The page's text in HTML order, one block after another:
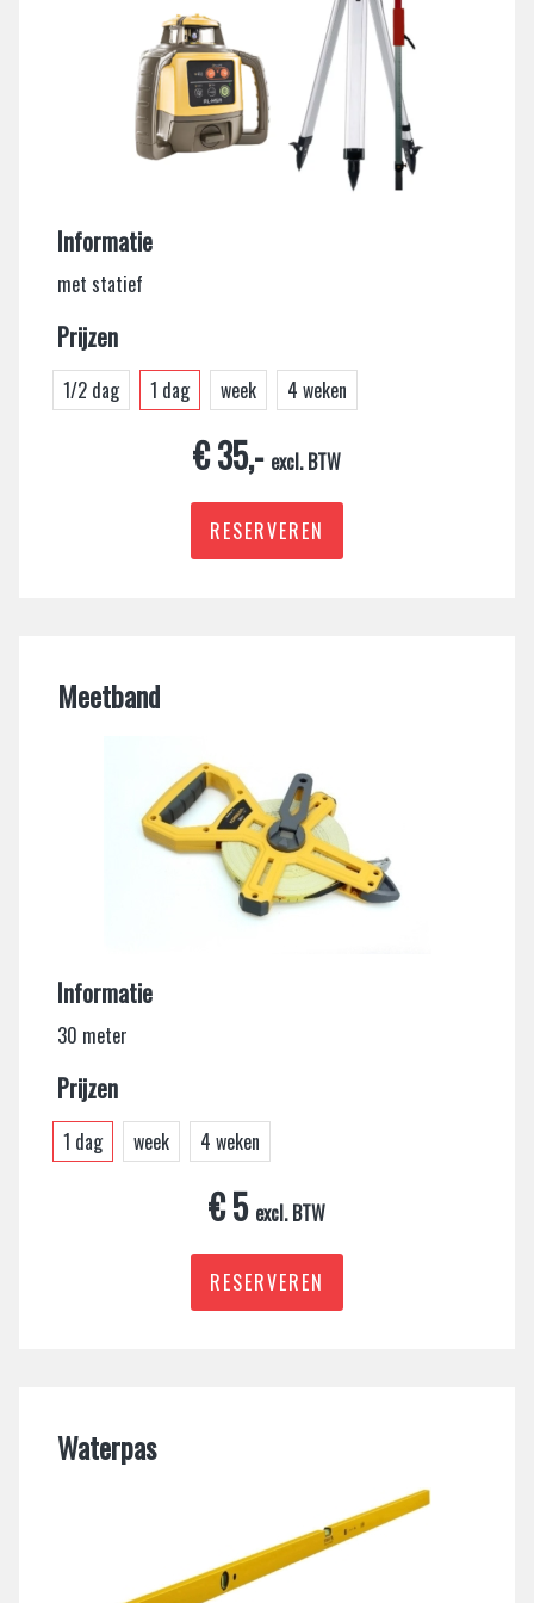
Informatie
met statief
Prijzen
1/2 dag 1 dag week 4 weken
€ 35,- excl. BTW
RESERVEREN
Meetband
Informatie
30 meter
Prijzen
1 dag week 4 weken
€ 5 excl. BTW
RESERVEREN
Waterpas